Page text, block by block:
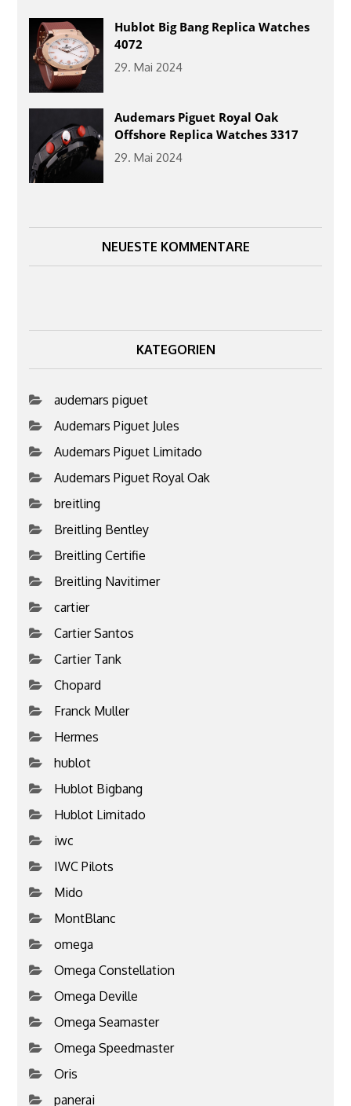
Hublot Big Bang Replica Watches
4072
29. Mai 2024
Audemars Piguet Royal Oak
Offshore Replica Watches 3317
29. Mai 2024
NEUESTE KOMMENTARE
KATEGORIEN
audemars piguet
Audemars Piguet Jules
Audemars Piguet Limitado
Audemars Piguet Royal Oak
breitling
Breitling Bentley
Breitling Certifie
Breitling Navitimer
cartier
Cartier Santos
Cartier Tank
Chopard
Franck Muller
Hermes
hublot
Hublot Bigbang
Hublot Limitado
iwc
IWC Pilots
Mido
MontBlanc
omega
Omega Constellation
Omega Deville
Omega Seamaster
Omega Speedmaster
Oris
panerai